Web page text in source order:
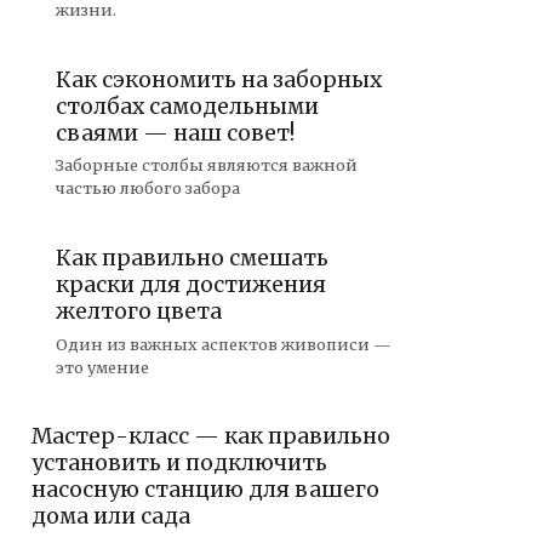
жизни.
Как сэкономить на заборных
столбах самодельными
сваями — наш совет!
Заборные столбы являются важной
частью любого забора
Как правильно смешать
краски для достижения
желтого цвета
Один из важных аспектов живописи —
это умение
Мастер-класс — как правильно
установить и подключить
насосную станцию для вашего
дома или сада